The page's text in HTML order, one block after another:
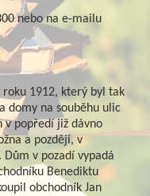
nebo na e-mailu
roku 1912, který byl tak
domy na souběhu ulic
v popředí již dávno
a později, v
v pozadí vypadá
Benediktu
obchodník Jan